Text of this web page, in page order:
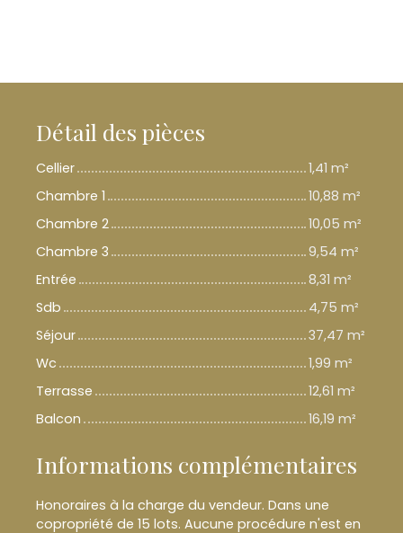
Détail des pièces
Cellier
1,41 m²
Chambre 1
10,88 m²
Chambre 2
10,05 m²
Chambre 3
9,54 m²
Entrée
8,31 m²
Sdb
4,75 m²
Séjour
37,47 m²
Wc
1,99 m²
Terrasse
12,61 m²
Balcon
16,19 m²
Informations complémentaires
Honoraires à la charge du vendeur. Dans une
copropriété de 15 lots. Aucune procédure n'est en